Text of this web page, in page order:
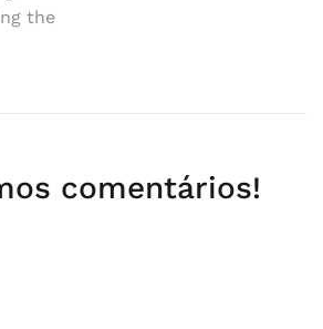
the
comentários!